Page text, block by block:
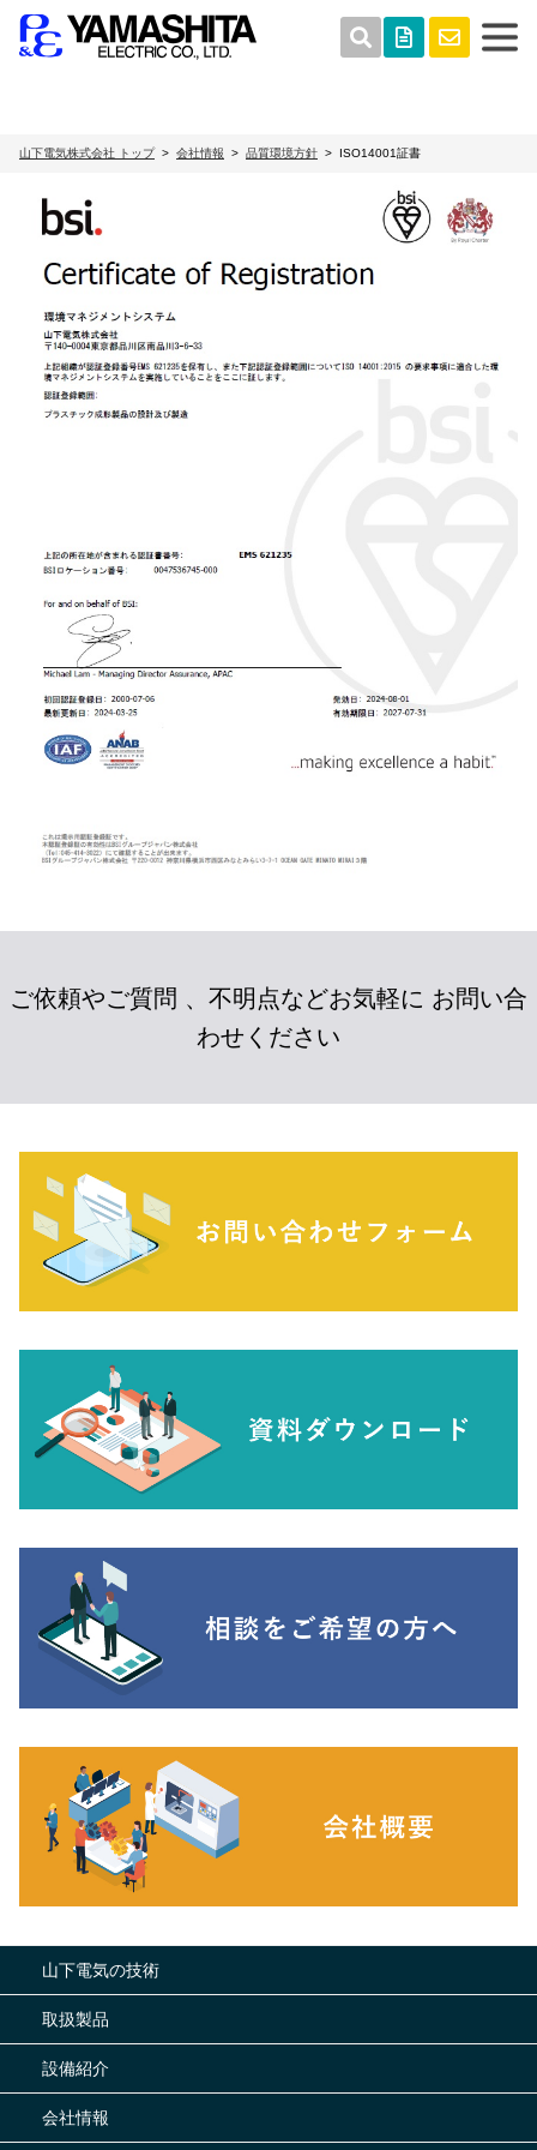
山下電気株式会社 トップ 会社情報 品質環境方針 ISO14001証書
ご依頼やご質問 、不明点などお気軽に お問い合
わせください
山下電気の技術
取扱製品
設備紹介
会社情報